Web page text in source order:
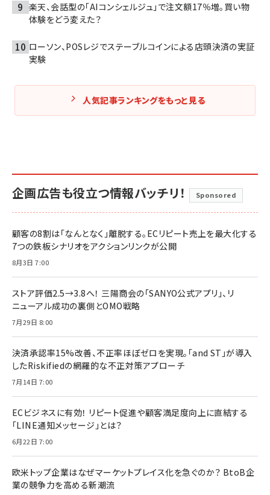
楽天、会話型の「AIコンシェルジュ」で注文額17％増。買い物
体験をどう変えた？
ローソン、POSレジでステーブルコインによる店頭決済の実証
実験
人気記事ランキングをもっと見る
企画広告も役立つ情報バッチリ！ Sponsored
顧客の8割は「なんとなく」離脱する。ECリピート売上を最大化する
7つの鉄板シナリオをアクションリンクが公開
8月3日 7:00
ストア評価2.5→3.8へ！ 三陽商会の「SANYO公式アプリ」、リ
ニューアル成功の裏側とOMO戦略
7月29日 8:00
決済承認率15%改善、不正率ほぼゼロを実現。「and ST」が導入
したRiskifiedの網羅的な不正対策アプローチ
7月14日 7:00
ECビジネスに有効！ リピート促進や顧客満足度向上に直結する
「LINE通知メッセージ」とは？
6月22日 7:00
欧米トップ企業はなぜマーケットプレイス化を急ぐのか？ BtoB企
業の競争力を高める新潮流